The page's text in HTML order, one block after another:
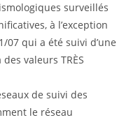
surveillés
à l’exception
07 qui a été suivi d’une
valeurs TRÈS
de suivi des
le réseau